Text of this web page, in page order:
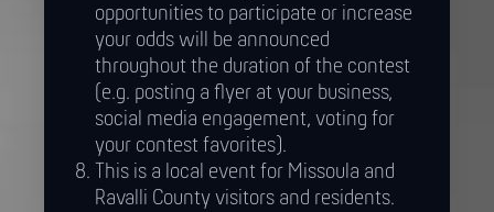
opportunities to participate or increase
your odds will be announced
throughout the duration of the contest
(e.g. posting a flyer at your business,
social media engagement, voting for
your contest favorites).
This is a local event for Missoula and
Ravalli County visitors and residents.